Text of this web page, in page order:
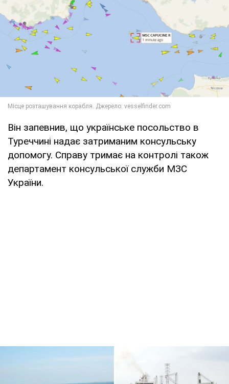
Він запевнив, що українське посольство в
Туреччині надає затриманим консульську
допомогу. Справу тримає на контролі також
департамент консульської служби МЗС
України.